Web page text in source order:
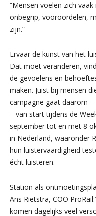
“Mensen voelen zich
onbegrip, vooroordelen,
zijn.”
Ervaar de kunst van het
Dat moet veranderen,
de gevoelens en
maken. Juist bij mensen
campagne gaat daarom –
– van start tijdens de
september tot en met 8
in Nederland, waaronder
hun luistervaardigheid
écht luisteren.
Station als
Ans Rietstra, COO
komen dagelijks veel